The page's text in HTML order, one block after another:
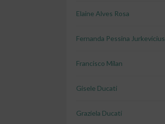
Elaine Alves Rosa
Fernanda Pessina Jurkevicius
Francisco Milan
Gisele Ducati
Graziela Ducati